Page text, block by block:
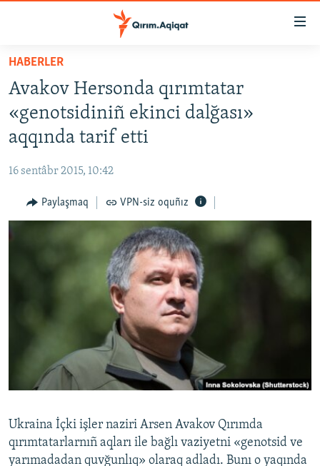
Esas
qaytmaq
Baş
navigatsiyağa
qaytmaq
Qıdıruvğa
HABERLER
İQTİSADİYAT
MEDENİYET
İNSAN AQLARI
Русский
Українською
HABERLER
Avakov Hersonda qırımtatar
«genotsidiniñ ekinci dalğası»
aqqında tarif etti
16 sentâbr 2015, 10:42
Paylaşmaq VPN-siz oquñız
Ukraina İçki işler naziri Arsen Avakov Qırımda
qırımtatarlarnıñ aqları ile bağlı vaziyetni «genotsid ve
yarımadadan quvğunlıq» olaraq adladı. Bunı o yaqında